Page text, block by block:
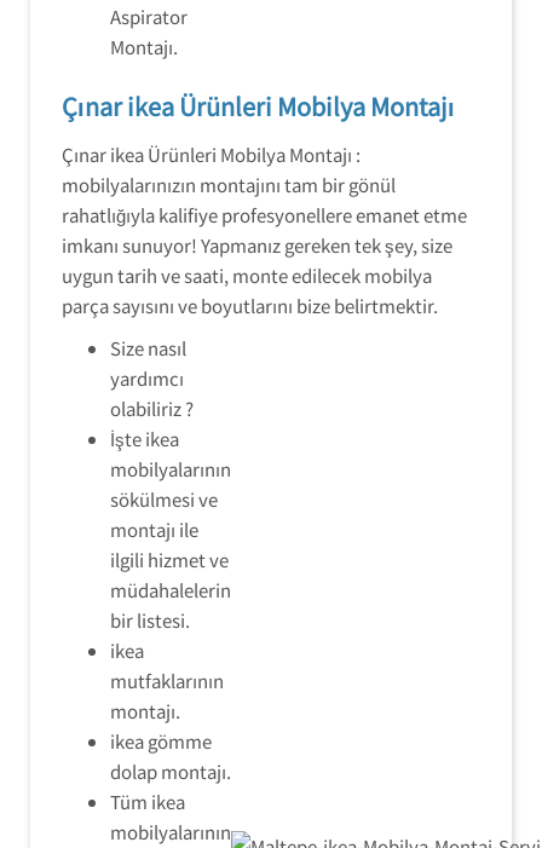
Aspirator
Montajı.
Çınar ikea Ürünleri Mobilya Montajı
Çınar ikea Ürünleri Mobilya Montajı :
mobilyalarınızın montajını tam bir gönül
rahatlığıyla kalifiye profesyonellere emanet etme
imkanı sunuyor! Yapmanız gereken tek şey, size
uygun tarih ve saati, monte edilecek mobilya
parça sayısını ve boyutlarını bize belirtmektir.
Size nasıl
yardımcı
olabiliriz ?
İşte ikea
mobilyalarının
sökülmesi ve
montajı ile
ilgili hizmet ve
müdahalelerin
bir listesi.
ikea
mutfaklarının
montajı.
ikea gömme
dolap montajı.
Tüm ikea
mobilyalarının